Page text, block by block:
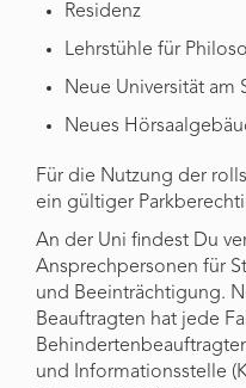
Residenz
Lehrstühle für
Neue Universität am
Neues
Für die Nutzung der
ein gültiger
An der Uni findest Du
Ansprechpersonen für
und Beeinträchtigung.
Beauftragten hat jede
und Informationsstelle